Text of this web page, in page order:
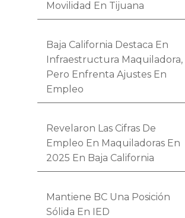
Movilidad En Tijuana
Baja California Destaca En
Infraestructura Maquiladora,
Pero Enfrenta Ajustes En
Empleo
Revelaron Las Cifras De
Empleo En Maquiladoras En
2025 En Baja California
Mantiene BC Una Posición
Sólida En IED